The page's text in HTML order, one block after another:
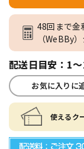
48回まで金
（WeBBy
配送日目安：1
お気に入りに
使えるク